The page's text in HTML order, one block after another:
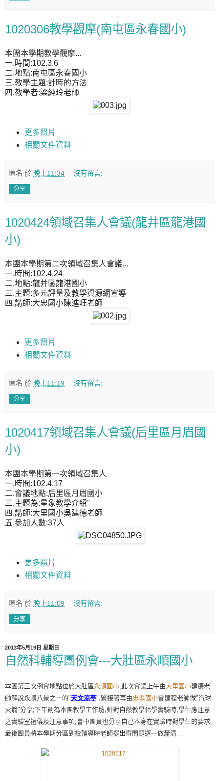
1020306教學觀摩(南屯區永春國小)
本團本學期教學觀摩...
一.時間:102.3.6
二.地點:南屯區永春國小
三.教學主題:計時的方法
四,教學者:梁純玲老師
更多照片
相關文件資料
匿名 於 晚上11:34 沒有留言:
分享
1020424領域召集人會議(龍井區龍港國
小)
本團本學期第二次領域召集人會議...
一.時間:102.4.24
二.地點:龍井區龍港國小
三.主題:多元評量及教學資源網宣導
四.講師:大忠國小陳進旺老師
更多照片
相關文件資料
匿名 於 晚上11:19 沒有留言:
分享
1020417領域召集人會議(后里區月眉國
小)
本團本學期第一次領域召集人
一.時間:102.4.17
二.會議地點:后里區月眉國小
三.主題為:星象教學介紹"
四.講師:大里國小吳建德老師
五,參加人數:37人
更多照片
相關文件資料
匿名 於 晚上11:09 沒有留言:
分享
2013年5月19日 星期日
自然科輔導團例會---大肚區永順國小
本團第三次例會地點位於大肚區永順國小 ,此次會議上午由大里國小建德老
師解說永順八景之ㄧ的"天文涼亭",緊接著再由忠孝國小曾建程老師做"汽球
火箭"分享;下午則為本團教學工作坊,針對自然教學化學實驗時,學生應注意
之實驗室禮儀及注意事項,會中團員也分享自己本身在實驗時對學生的要求,
最後團員將本學期分區到校輔導時老師提出得問題逐一做釐清...